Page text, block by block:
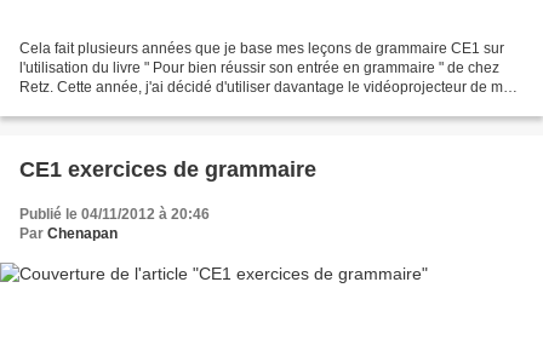
Cela fait plusieurs années que je base mes leçons de grammaire CE1 sur
l'utilisation du livre " Pour bien réussir son entrée en grammaire " de chez
Retz. Cette année, j'ai décidé d'utiliser davantage le vidéoprojecteur de mon
CE1 exercices de grammaire
Publié le 04/11/2012 à 20:46
Par Chenapan